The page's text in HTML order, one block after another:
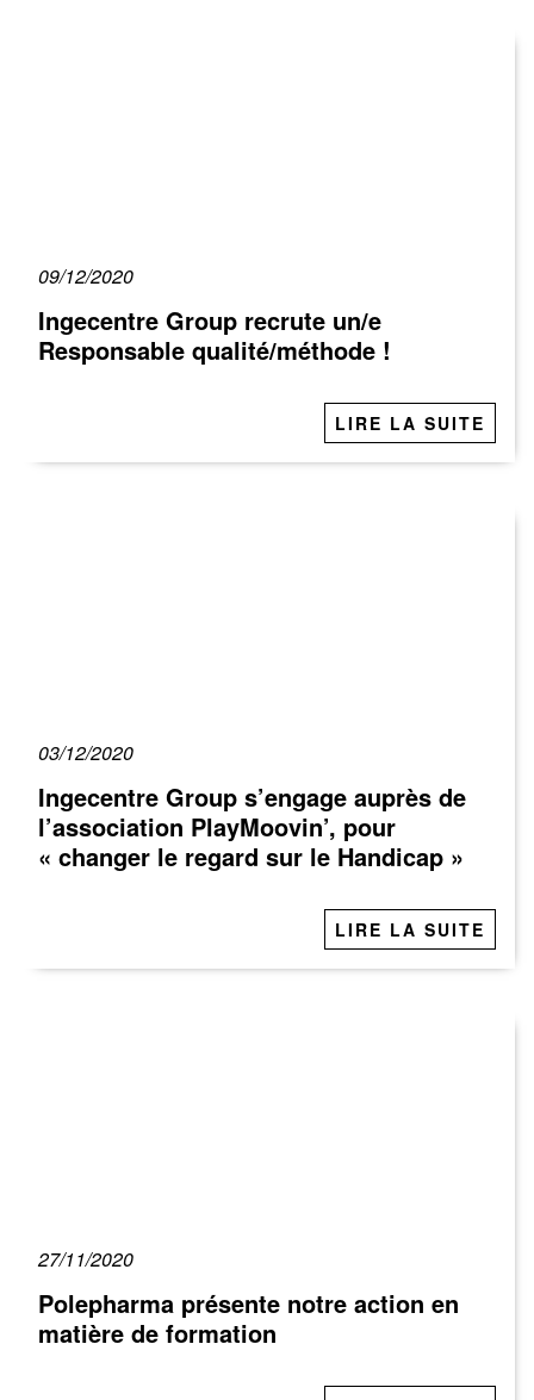
09/12/2020
Ingecentre Group recrute un/e
Responsable qualité/méthode !
LIRE LA SUITE
03/12/2020
Ingecentre Group s’engage auprès de
l’association PlayMoovin’, pour
« changer le regard sur le Handicap »
LIRE LA SUITE
27/11/2020
Polepharma présente notre action en
matière de formation